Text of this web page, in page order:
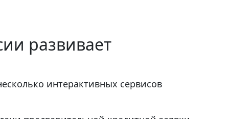
развивает
интерактивных сервисов